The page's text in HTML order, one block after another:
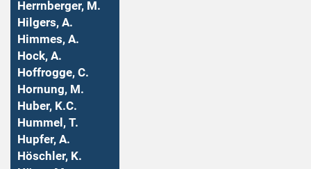
Herrnberger, M.
Hilgers, A.
Himmes, A.
Hock, A.
Hoffrogge, C.
Hornung, M.
Huber, K.C.
Hummel, T.
Hupfer, A.
Höschler, K.